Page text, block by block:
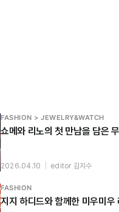
FASHION > JEWELRY&WATCH
쇼메와 리노의 첫 만남을 담은
2026.04.10 editor 김지수
FASHION
지지 하디드와 함께한 미우미우